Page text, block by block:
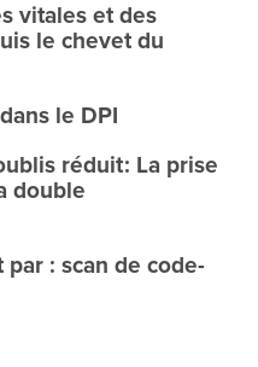
vitales et des
le chevet du
le DPI
réduit : La prise
double
: scan de code-